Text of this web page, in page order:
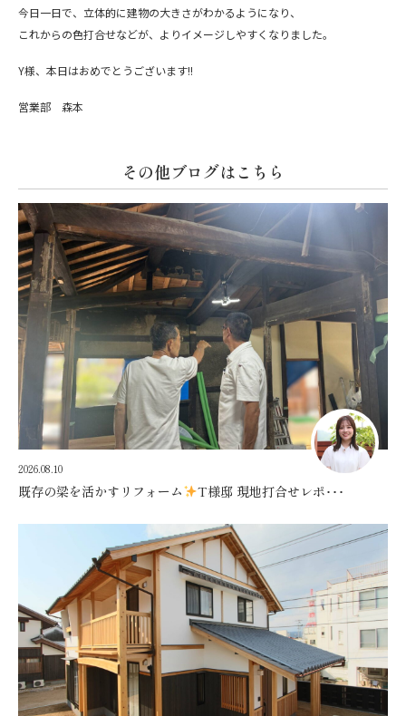
今日一日で、立体的に建物の大きさがわかるようになり、
これからの色打合せなどが、よりイメージしやすくなりました。
Y様、本日はおめでとうございます!!
営業部 森本
その他ブログはこちら
2026.08.10
既存の梁を活かすリフォーム T様邸 現地打合せレポ･･･